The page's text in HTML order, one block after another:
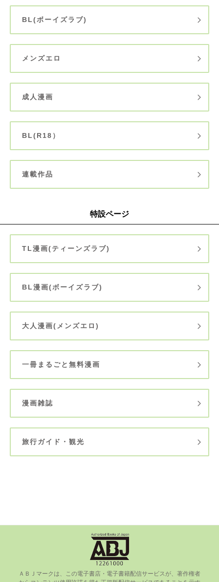
BL(ボーイズラブ)
メンズエロ
成人漫画
BL(R18）
連載作品
特設ページ
TL漫画(ティーンズラブ)
BL漫画(ボーイズラブ)
大人漫画(メンズエロ)
一冊まるごと無料漫画
漫画雑誌
旅行ガイド・観光
ＡＢＪマークは、この電⼦書店・電⼦書籍配信サービスが、著作権者